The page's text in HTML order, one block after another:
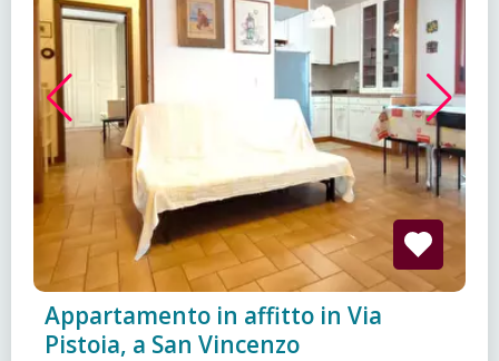
Appartamento in affitto in Via
Pistoia, a San Vincenzo